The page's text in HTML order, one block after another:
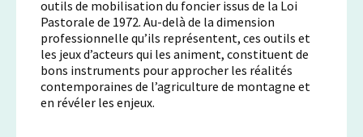
outils de mobilisation du foncier issus de la Loi
Pastorale de 1972. Au-delà de la dimension
professionnelle qu’ils représentent, ces outils et
les jeux d’acteurs qui les animent, constituent de
bons instruments pour approcher les réalités
contemporaines de l’agriculture de montagne et
en révéler les enjeux.